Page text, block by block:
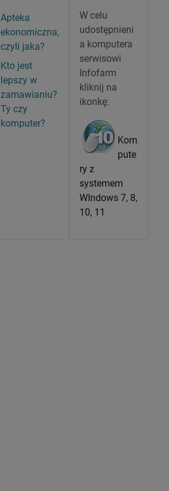
Apteka
ekonomiczna,
czyli jaka?
Kto jest
lepszy w
zamawianiu?
Ty czy
komputer?
W celu
udostępnieni
a komputera
serwisowi
Infofarm
kliknij na
ikonkę:
Kom
pute
ry z
systemem
WIndows 7, 8,
10, 11